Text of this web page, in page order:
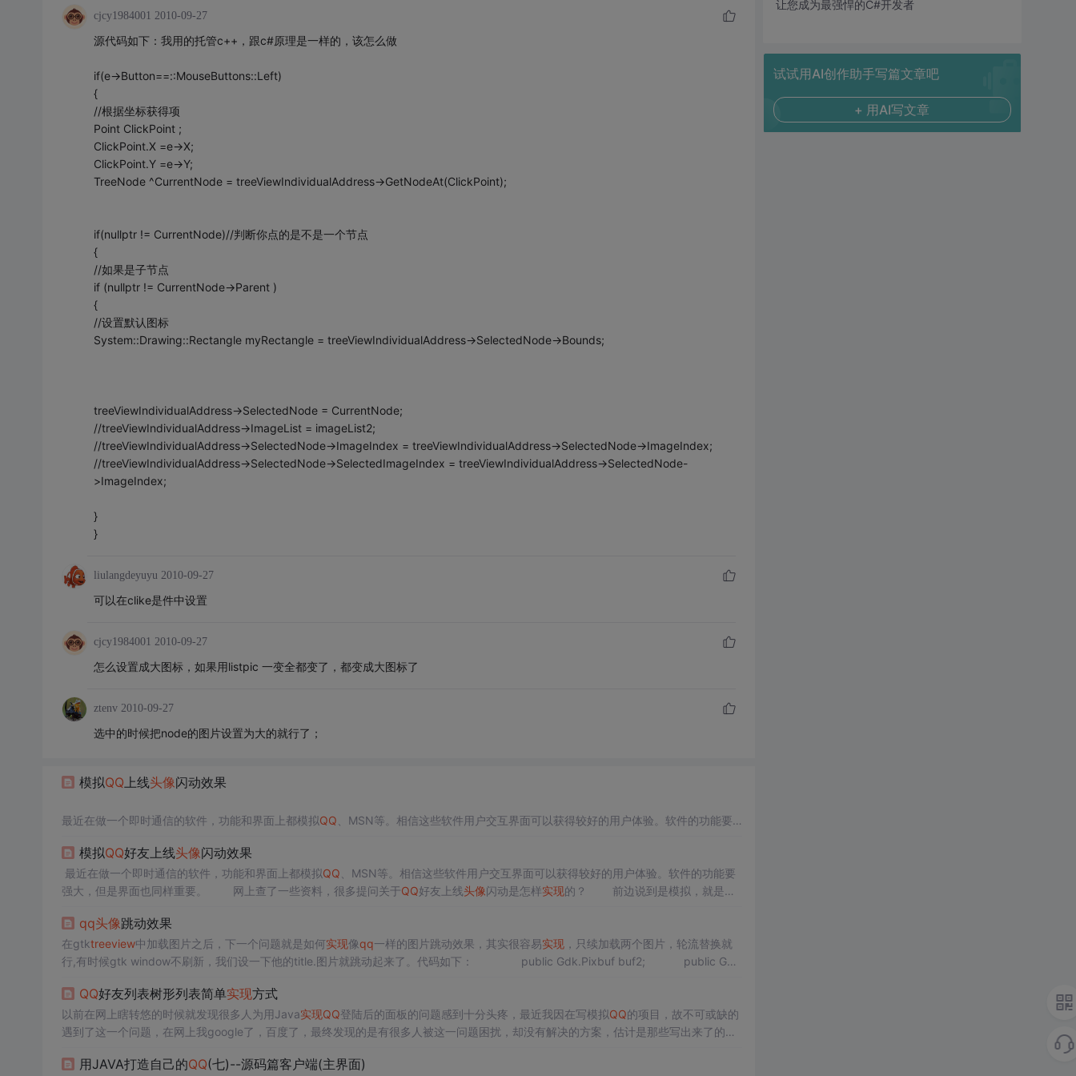
cjcy1984001 2010-09-27
源代码如下：我用的托管c++，跟c#原理是一样的，该怎么做
if(e->Button==::MouseButtons::Left)
{
//根据坐标获得项
Point ClickPoint ;
ClickPoint.X =e->X;
ClickPoint.Y =e->Y;
TreeNode ^CurrentNode = treeViewIndividualAddress->GetNodeAt(ClickPoint);
if(nullptr != CurrentNode)//判断你点的是不是一个节点
{
//如果是子节点
if (nullptr != CurrentNode->Parent )
{
//设置默认图标
System::Drawing::Rectangle myRectangle = treeViewIndividualAddress->SelectedNode->Bounds;
treeViewIndividualAddress->SelectedNode = CurrentNode;
//treeViewIndividualAddress->ImageList = imageList2;
//treeViewIndividualAddress->SelectedNode->ImageIndex = treeViewIndividualAddress->SelectedNode->ImageIndex;
//treeViewIndividualAddress->SelectedNode->SelectedImageIndex = treeViewIndividualAddress->SelectedNode-
>ImageIndex;
}
}
liulangdeyuyu 2010-09-27
可以在clike是件中设置
cjcy1984001 2010-09-27
怎么设置成大图标，如果用listpic 一变全都变了，都变成大图标了
ztenv 2010-09-27
选中的时候把node的图片设置为大的就行了；
模拟QQ上线头像闪动效果
最近在做一个即时通信的软件，功能和界面上都模拟QQ 、MSN等。相信这些软件用户交互界面可以获得较好的用户体验。软件的功能要
网上查了一些资料，很多提问关于
前边说到是模拟，就是说我们还没有能力像qq那样自己编写控件，网上很多人讲了解决的方法。不过原理都是很相似的，仔细看一
下qq 接受到消息的时候。头像 的跳动轨迹----左下-->中上-->右下-->中上 三个状态循环。中间的间隔时间大
模拟QQ好友上线头像闪动效果
最近在做一个即时通信的软件，功能和界面上都模拟QQ 、MSN等。相信这些软件用户交互界面可以获得较好的用户体验。软件的功能要
强大，但是界面也同样重要。 网上查了一些资料，很多提问关于QQ好友上线头像闪动是怎样实现的？ 前边说到是模拟，就是说
跳动轨迹
qq头像跳动效果
在gtktreeview中加载图片之后，下一个问题就是如何实现像qq一样的图片跳动效果，其实很容易实现，只续加载两个图片，轮流替换就
行,有时候gtk window不刷新，我们设一下他的title.图片就跳动起来了。代码如下： public Gdk.Pixbuf buf2; public Gd
QQ好友列表树形列表简单实现方式
以前在网上瞎转悠的时候就发现很多人为用Java实现QQ登陆后的面板的问题感到十分头疼，最近我因在写模拟QQ的项目，故不可或缺的
遇到了这一个问题，在网上我google了，百度了，最终发现的是有很多人被这一问题困扰，却没有解决的方案，估计是那些写出来了的
效果截图：
用JAVA打造自己的QQ(七)--源码篇客户端(主界面)
让您成为最强悍的C#开发者
试试用AI创作助手写篇文章吧
+ 用AI写文章